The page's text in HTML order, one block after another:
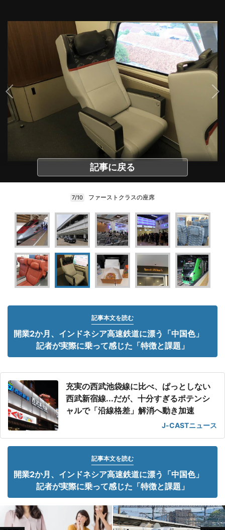
記事に戻る
7/10 ファーストクラスの座席
記事本文を読む
開業2か月、インドネシア高速鉄道に漂う「中国色」
記者が実際に乗って感じた「特徴と課題」
充実の西武池袋線に比べ、ぱっとしない
西武新宿線...だが、十分すぎるポテンシ
ャルで「沿線格差」解消へ動き加速
J-CASTニュース
記事本文を読む
開業2か月、インドネシア高速鉄道に漂う「中国色」
記者が実際に乗って感じた「特徴と課題」